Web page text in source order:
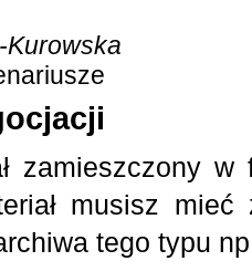
Kurowska
zamieszczony
musisz mieć
tego typu